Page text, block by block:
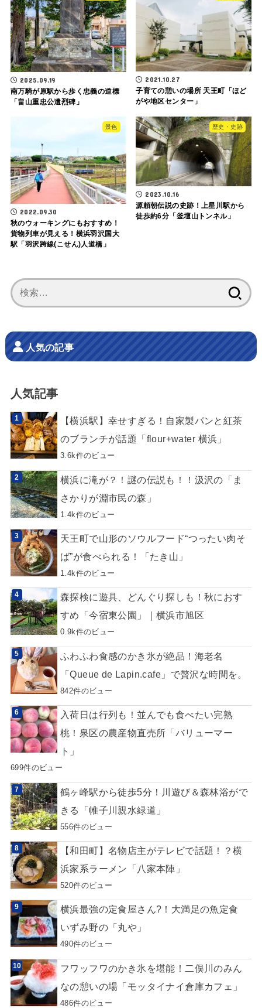
2025.09.19
南万騎が原駅から歩く忠義の道標
「畠山重忠公遺烈碑」
2021.10.27
子育ての憩いの場所 天王町「ほど
がや地区センター」
景色
2022.09.30
秋のウォーキングにもおすすめ！
貨物列車が見える！横浜羽沢国大
駅「羽沢跨線(こせん)人道橋」
歴史・史跡
2023.10.16
源頼朝伝説の史跡！上星川駅から
徒歩約6分「釜壇山トンネル」
索:
人気の記事
人気記事
【横浜駅】幸せすぎる！自家製パンと紅茶
のブランチが話題「flour+water 横浜」
3.6k件のビュー
横浜に滝が？！謎の伝説も！！汲沢の「ま
さかりが淵市民の森」
1.4k件のビュー
天王町で山形のソウルフード“つったい肉そ
ば”が食べられる！「たき山」
1.4k件のビュー
森探検に遊具、どんぐり探しも！秋におす
すめ「今宿東公園」｜横浜市旭区
0.9k件のビュー
ふわふわ食感のかき氷が絶品！海老名
「Queue de Lapin.cafe」で贅沢な時間を。
842件のビュー
入荷日は行列も！並んでも食べたい完熟
桃！泉区の農産物直売所「バリューマー
ト」
699件のビュー
鶴ヶ峰駅から徒歩5分！川遊び＆森林浴がで
きる「帷子川親水緑道」
556件のビュー
【和田町】名物店主がテレビで話題！？横
浜家系ラーメン「八家本陣」
520件のビュー
横浜最強の定食屋さん?！大満足の魚定食
いずみ野の「丸や」
490件のビュー
フワッフワのかき氷を堪能！二俣川のみん
なの憩いの場「モッタイナイ倉庫カフェ」
486件のビュー